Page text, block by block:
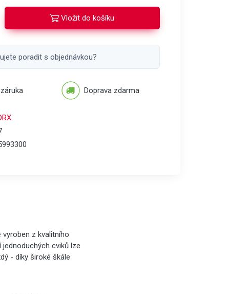
Vložit do košíku
poradit s objednávkou?
Doprava zdarma
z kvalitního
cviků lze
- díky široké škále